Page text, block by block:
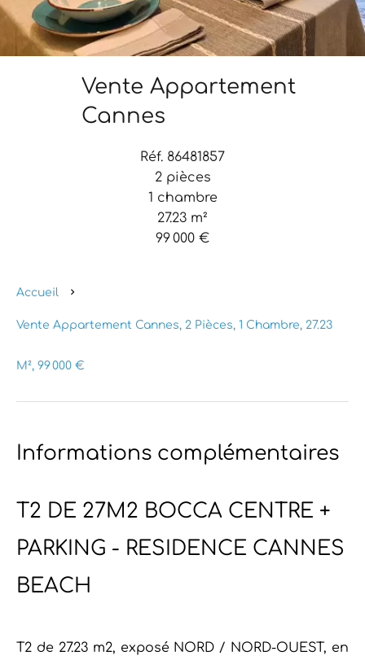
Vente Appartement
Cannes
Réf. 86481857
2 pièces
1 chambre
27.23 m²
99 000 €
Accueil
Vente Appartement Cannes, 2 Pièces, 1 Chambre, 27.23
M², 99 000 €
Informations complémentaires
T2 DE 27M2 BOCCA CENTRE +
PARKING - RESIDENCE CANNES
BEACH
T2 de 27.23 m2, exposé NORD / NORD-OUEST, en